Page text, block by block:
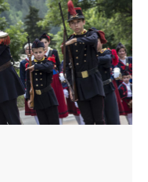
en plein air,